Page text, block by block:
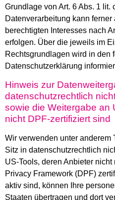
Grundlage von Art. 6 Abs. 1 lit.
Datenverarbeitung kann
berechtigten Interesses nach
erfolgen. Über die jeweils im
Rechtsgrundlagen wird in den
Datenschutzerklärung
Hinweis zur
datenschutzrechtlich
sowie die Weitergabe an
nicht DPF-zertifiziert sind
Wir verwenden unter anderem
Sitz in datenschutzrechtlich
US-Tools, deren Anbieter
Privacy Framework (DPF)
aktiv sind, können Ihre
Staaten übertragen und dort